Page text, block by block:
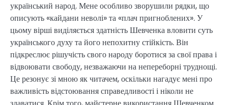
український народ. Мене особливо зворушили рядки, що
описують «кайдани неволі» та «плач пригноблених». У
цьому вірші виділяється здатність Шевченка вловити суть
українського духу та його непохитну стійкість. Він
підкреслює рішучість свого народу боротися за свої права і
відвоювати свободу, незважаючи на непереборні труднощі.
Це резонує зі мною як читачем, оскільки нагадує мені про
важливість відстоювання справедливості і ніколи не